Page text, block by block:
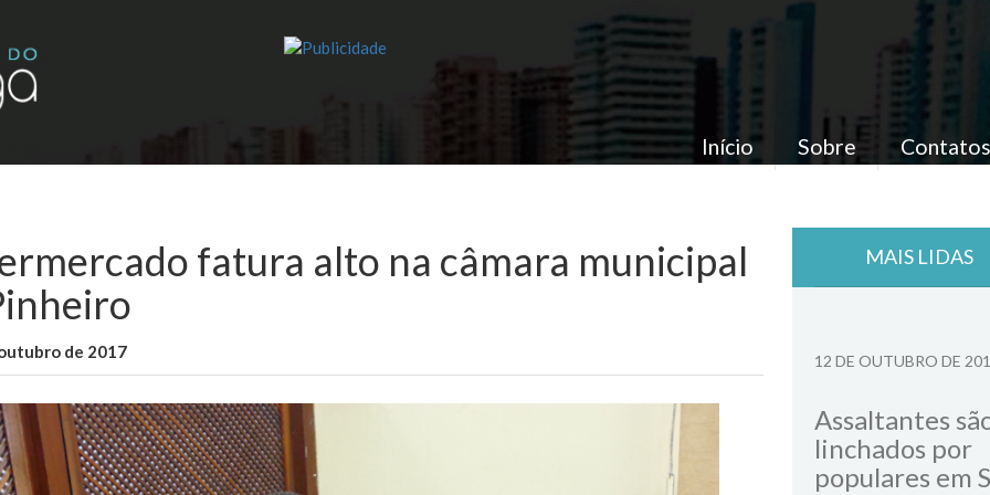
Início Sobre Contatos
fatura alto na câmara municipal
de 2017
MAIS LIDAS
12 DE OUTUBRO DE
Assaltantes
linchados por
populares em